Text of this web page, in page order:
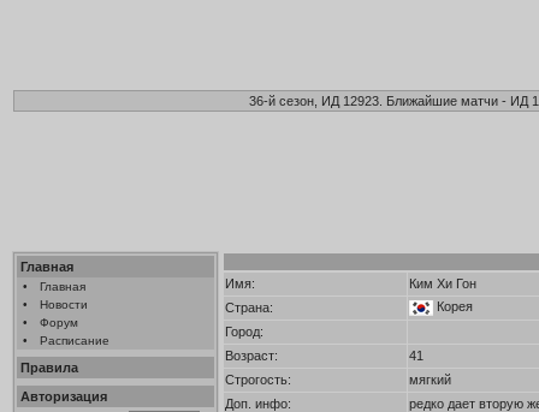
36-й сезон, ИД 12923. Ближайшие матчи - ИД
Главная
•
Главная
•
Новости
•
Форум
•
Расписание
Правила
Авторизация
Имя:
Ким Хи Гон
Страна:
Корея
Город:
Возраст:
41
Строгость:
мягкий
Доп. инфо:
редко дает вторую